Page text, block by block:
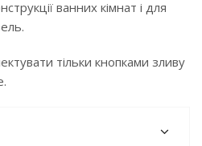
ванних кімнат і для
тільки кнопками зливу